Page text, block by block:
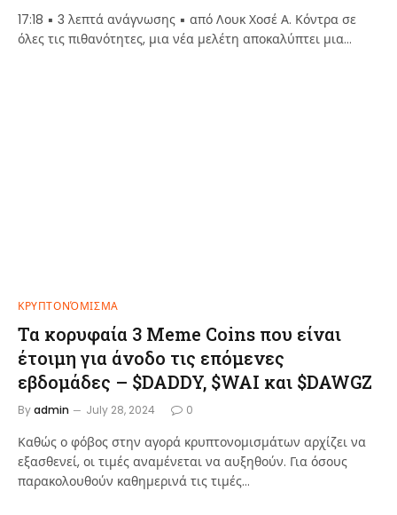
17:18 ▪ 3 λεπτά ανάγνωσης ▪ από Λουκ Χοσέ Α. Κόντρα σε
όλες τις πιθανότητες, μια νέα μελέτη αποκαλύπτει μια…
ΚΡΥΠΤΟΝΌΜΙΣΜΑ
Τα κορυφαία 3 Meme Coins που είναι
έτοιμη για άνοδο τις επόμενες
εβδομάδες – $DADDY, $WAI και $DAWGZ
Byadmin July 28, 2024 0
Καθώς ο φόβος στην αγορά κρυπτονομισμάτων αρχίζει να
εξασθενεί, οι τιμές αναμένεται να αυξηθούν. Για όσους
παρακολουθούν καθημερινά τις τιμές…